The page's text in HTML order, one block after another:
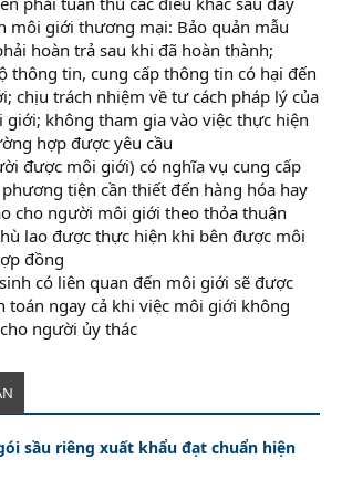
môi giới thương mại: Bảo quản mẫu
hoàn trả sau khi đã hoàn thành;
thông tin, cung cấp thông tin có hại đến
chịu trách nhiệm về tư cách pháp lý của
giới; không tham gia vào việc thực hiện
hợp được yêu cầu
được môi giới) có nghĩa vụ cung cấp
tiện cần thiết đến hàng hóa hay
cho người môi giới theo thỏa thuận
lao được thực hiện khi bên được môi
đồng
có liên quan đến môi giới sẽ được
toán ngay cả khi việc môi giới không
người ủy thác
sầu riêng xuất khẩu đạt chuẩn hiện